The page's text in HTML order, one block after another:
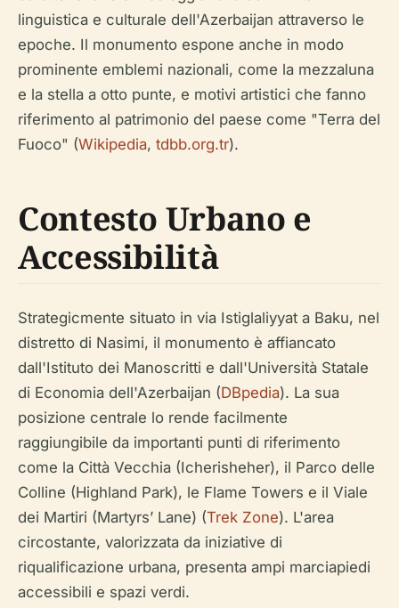
linguistica e culturale dell'Azerbaijan attraverso le
epoche. Il monumento espone anche in modo
prominente emblemi nazionali, come la mezzaluna
e la stella a otto punte, e motivi artistici che fanno
riferimento al patrimonio del paese come "Terra del
Fuoco" (Wikipedia, tdbb.org.tr).
Contesto Urbano e
Accessibilità
Strategicmente situato in via Istiglaliyyat a Baku, nel
distretto di Nasimi, il monumento è affiancato
dall'Istituto dei Manoscritti e dall'Università Statale
di Economia dell'Azerbaijan (DBpedia). La sua
posizione centrale lo rende facilmente
raggiungibile da importanti punti di riferimento
come la Città Vecchia (Icherisheher), il Parco delle
Colline (Highland Park), le Flame Towers e il Viale
dei Martiri (Martyrs’ Lane) (Trek Zone). L'area
circostante, valorizzata da iniziative di
riqualificazione urbana, presenta ampi marciapiedi
accessibili e spazi verdi.